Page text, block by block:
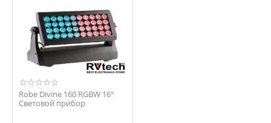
Robe Divine 160 RGBW 16°
Световой прибор